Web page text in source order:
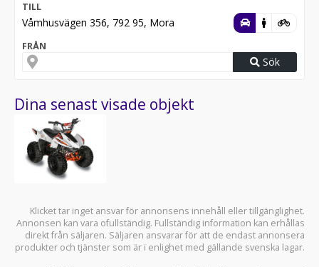
TILL
Våmhusvägen 356, 792 95, Mora
FRÅN
Sök
Dina senast visade objekt
Klicket tar inget ansvar för annonsens innehåll eller tillgänglighet.
Annonsen kan vara ofullständig. Fullständig information kan erhållas
direkt från säljaren. Säljaren ansvarar för att de endast annonsera
produkter och tjänster som är i enlighet med gällande svenska lagar.